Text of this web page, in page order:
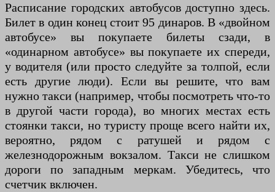
Расписание городских автобусов доступно здесь.
Билет в один конец стоит 95 динаров. В «двойном
автобусе» вы покупаете билеты сзади, в
«одинарном автобусе» вы покупаете их спереди,
у водителя (или просто следуйте за толпой, если
есть другие люди). Если вы решите, что вам
нужно такси (например, чтобы посмотреть что-то
в другой части города), во многих местах есть
стоянки такси, но туристу проще всего найти их,
вероятно, рядом с ратушей и рядом с
железнодорожным вокзалом. Такси не слишком
дороги по западным меркам. Убедитесь, что
счетчик включен.